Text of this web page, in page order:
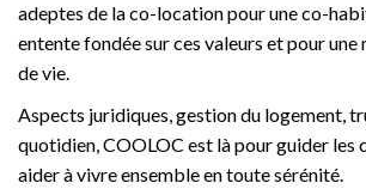
adeptes de la co-location pour une co-
entente fondée sur ces valeurs et pour
de vie.
Aspects juridiques, gestion du logement,
quotidien, COOLOC est là pour guider les
aider à vivre ensemble en toute sérénité.